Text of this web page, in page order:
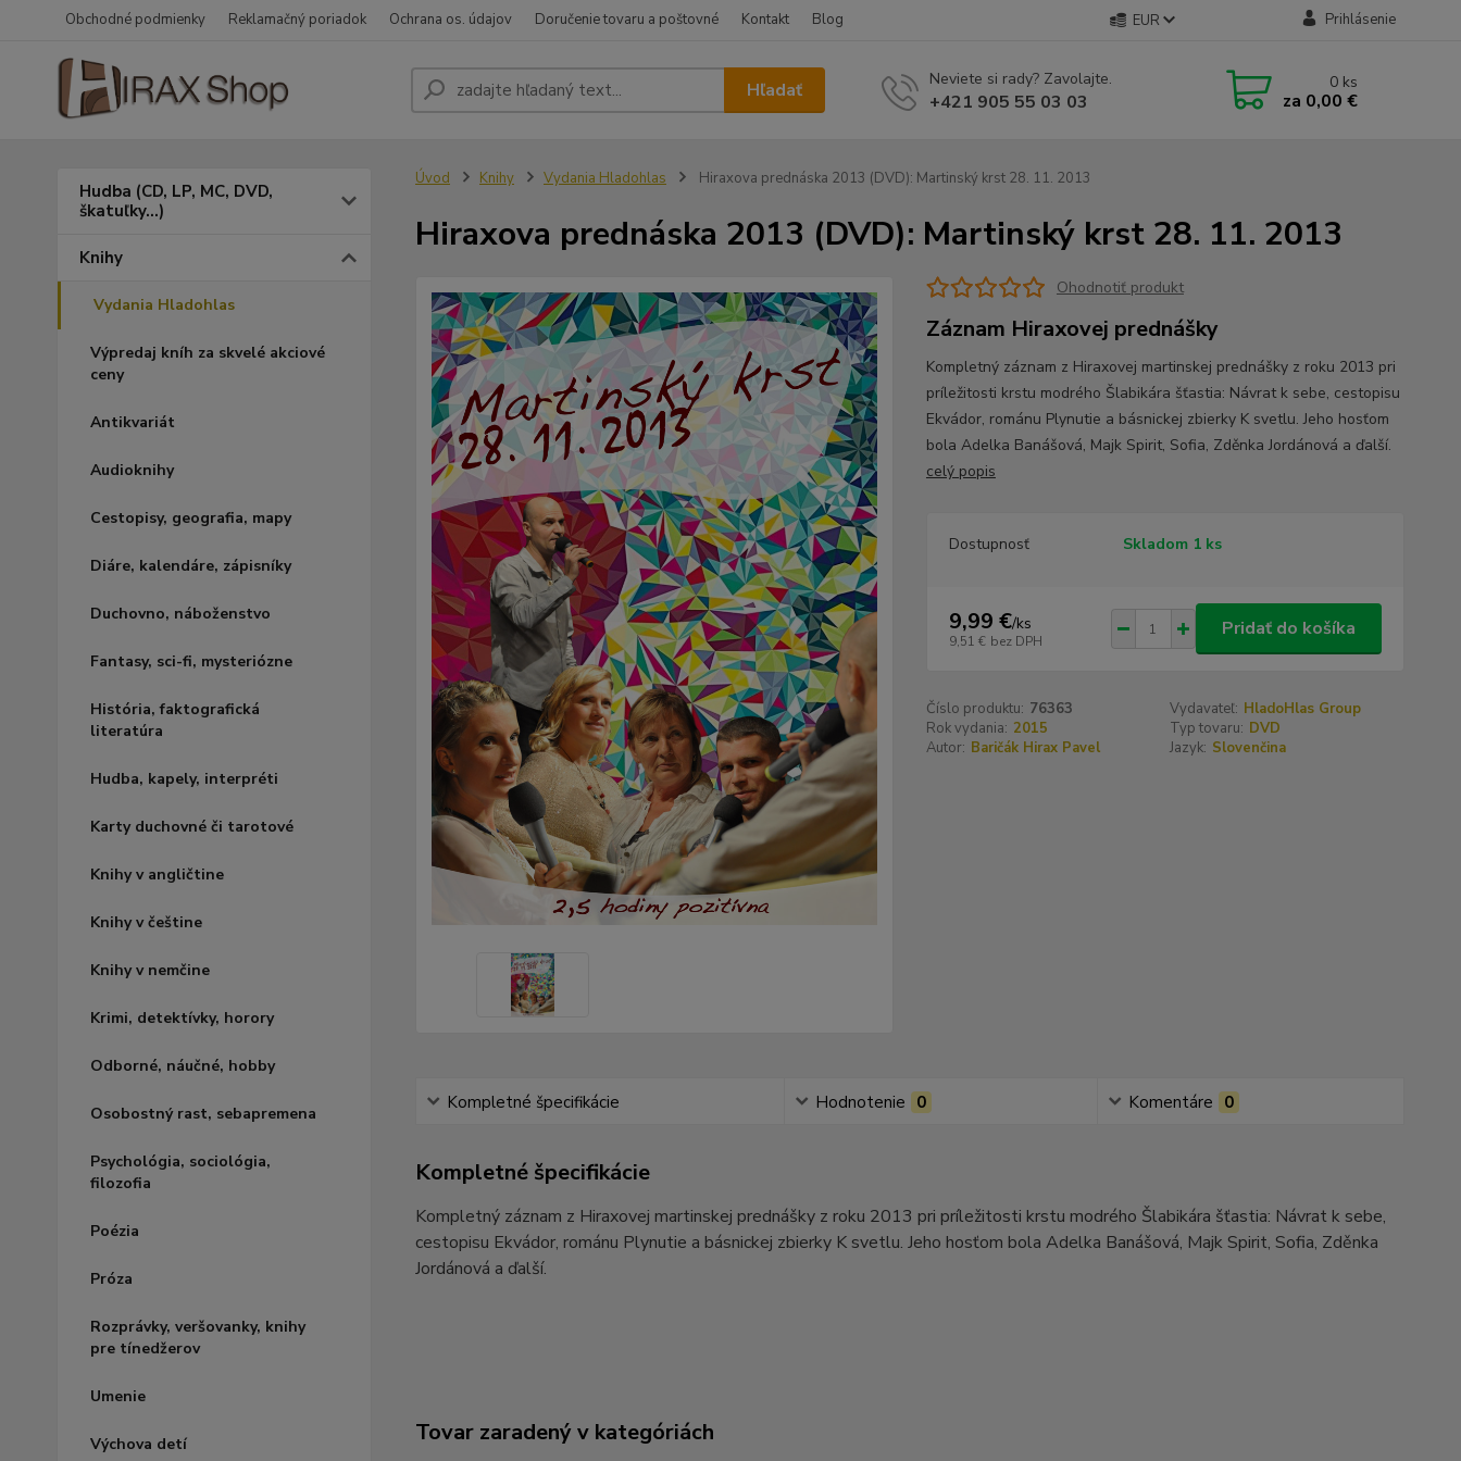
Obchodné podmienky Reklamačný poriadok Ochrana os. údajov Doručenie tovaru a poštovné Kontakt Blog EUR Prihlásenie
Hľadať Neviete si rady? Zavolajte.
+421 905 55 03 03
0 ks
za 0,00 €
Hudba (CD, LP, MC, DVD,
škatuľky...)
Knihy
Vydania Hladohlas
Výpredaj kníh za skvelé akciové
ceny
Antikvariát
Audioknihy
Cestopisy, geografia, mapy
Diáre, kalendáre, zápisníky
Duchovno, náboženstvo
Fantasy, sci-fi, mysteriózne
História, faktografická
literatúra
Hudba, kapely, interpréti
Karty duchovné či tarotové
Knihy v angličtine
Knihy v češtine
Knihy v nemčine
Krimi, detektívky, horory
Odborné, náučné, hobby
Osobostný rast, sebapremena
Psychológia, sociológia,
filozofia
Poézia
Próza
Rozprávky, veršovanky, knihy
pre tínedžerov
Umenie
Výchova detí
Úvod Knihy Vydania Hladohlas Hiraxova prednáska 2013 (DVD): Martinský krst 28. 11. 2013
Hiraxova prednáska 2013 (DVD): Martinský krst 28. 11. 2013
Ohodnotiť produkt
Záznam Hiraxovej prednášky
Kompletný záznam z Hiraxovej martinskej prednášky z roku 2013 pri
príležitosti krstu modrého Šlabikára šťastia: Návrat k sebe, cestopisu
Ekvádor, románu Plynutie a básnickej zbierky K svetlu. Jeho hosťom
bola Adelka Banášová, Majk Spirit, Sofia, Zděnka Jordánová a ďalší.
celý popis
Dostupnosť Skladom 1 ks
9,99 €/ks
9,51 € bez DPH
Pridať do košíka
Číslo produktu: 76363 Vydavateľ: HladoHlas Group
Rok vydania: 2015 Typ tovaru: DVD
Autor: Baričák Hirax Pavel Jazyk: Slovenčina
Kompletné špecifikácie Hodnotenie 0 Komentáre 0
Kompletné špecifikácie
Kompletný záznam z Hiraxovej martinskej prednášky z roku 2013 pri príležitosti krstu modrého Šlabikára šťastia: Návrat k sebe,
cestopisu Ekvádor, románu Plynutie a básnickej zbierky K svetlu. Jeho hosťom bola Adelka Banášová, Majk Spirit, Sofia, Zděnka
Jordánová a ďalší.
Tovar zaradený v kategóriách